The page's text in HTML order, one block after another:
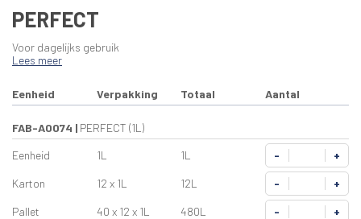
PERFECT
Voor dagelijks gebruik
Lees meer
Eenheid Verpakking Totaal Aantal
FAB-A0074 | PERFECT (1L)
Eenheid
1L 1L - +
Karton 12 x 1L 12L - +
Pallet 40 x 12 x 1L 480L - +